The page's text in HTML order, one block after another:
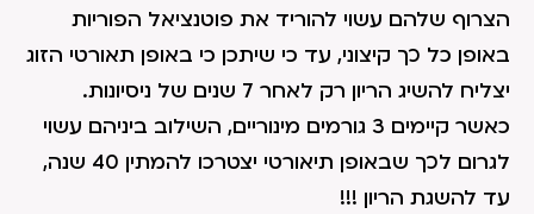
הצרוף שלהם עשוי להוריד את פוטנציאל הפוריות
באופן כל כך קיצוני, עד כי שיתכן כי באופן תאורטי הזוג
יצליח להשיג הריון רק לאחר 7 שנים של ניסיונות.
כאשר קיימים 3 גורמים מינוריים, השילוב ביניהם עשוי
לגרום לכך שבאופן תיאורטי יצטרכו להמתין 40 שנה,
עד להשגת הריון !!!